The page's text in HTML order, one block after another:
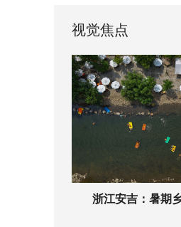
视觉焦点
浙江安吉：暑期